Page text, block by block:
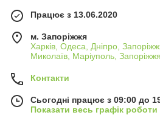
Працює з 13.06.2020
м. Запоріжжя
Харків, Одеса, Дніпро,
Миколаїв, Маріуполь,
Контакти
Сьогодні працює з 09:00 до
Показати весь графік роботи